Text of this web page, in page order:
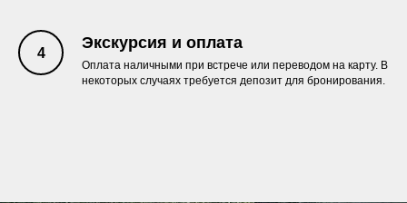
Экскурсия и оплата
Оплата наличными при встрече или переводом на карту. В
некоторых случаях требуется депозит для бронирования.